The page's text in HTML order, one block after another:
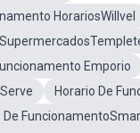
HorariosWillvel
Emporio
Horario De
De